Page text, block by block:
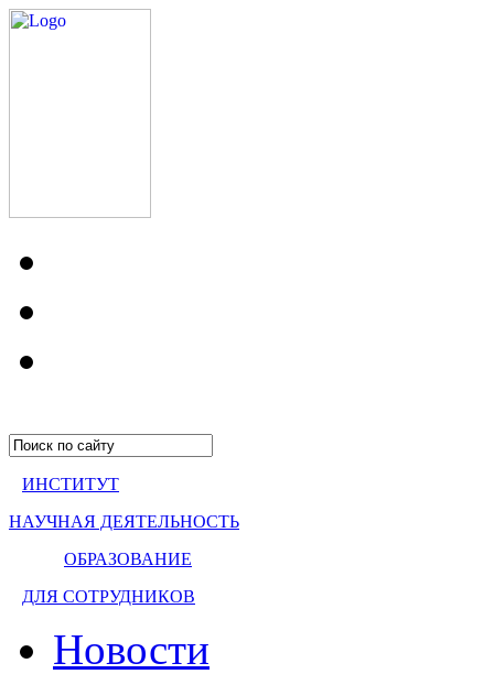
ИНСТИТУТ
НАУЧНАЯ ДЕЯТЕЛЬНОСТЬ
ОБРАЗОВАНИЕ
ДЛЯ СОТРУДНИКОВ
Новости